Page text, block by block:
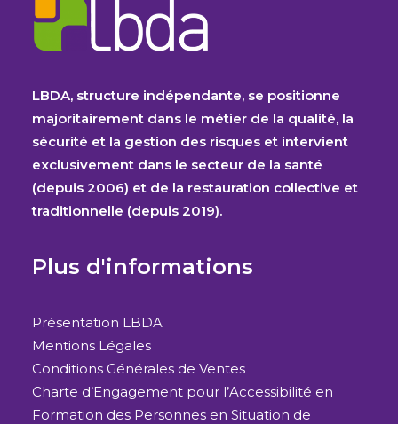
LBDA, structure indépendante, se positionne
majoritairement dans le métier de la qualité, la
sécurité et la gestion des risques et intervient
exclusivement dans le secteur de la santé
(depuis 2006) et de la restauration collective et
traditionnelle (depuis 2019).
Plus d'informations
Présentation LBDA
Mentions Légales
Conditions Générales de Ventes
Charte d’Engagement pour l’Accessibilité en
Formation des Personnes en Situation de